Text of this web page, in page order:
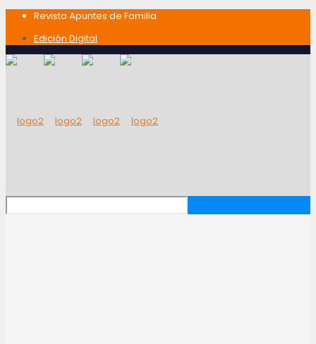
Revista Apuntes de Familia
Edición Digital